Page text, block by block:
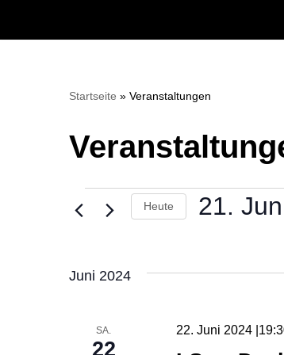
Zum
Startseite » Veranstaltungen
Heute 21.
Juni 2024
SA.
22
22. Juni 2024